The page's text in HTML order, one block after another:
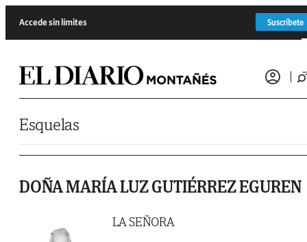
Accede sin límites Suscríbete
Esquelas
DOÑA MARÍA LUZ GUTIÉRREZ EGUREN
LA SEÑORA